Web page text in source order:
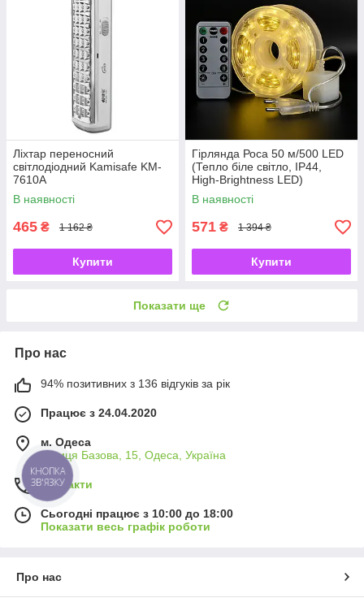
Ліхтар переносний
світлодіодний Kamisafe KM-
7610A
В наявності
465 ₴ 1 162 ₴
Купити
Гірлянда Роса 50 м/500 LED
(Тепло біле світло, IP44,
High-Brightness LED)
В наявності
571 ₴ 1 394 ₴
Купити
Показати ще
Про нас
94% позитивних з 136 відгуків за рік
Працює з 24.04.2020
м. Одеса
вулиця Базова, 15, Одеса, Україна
Контакти
Сьогодні працює з 10:00 до 18:00
Показати весь графік роботи
Про нас
КНОПКА
ЗВ'ЯЗКУ